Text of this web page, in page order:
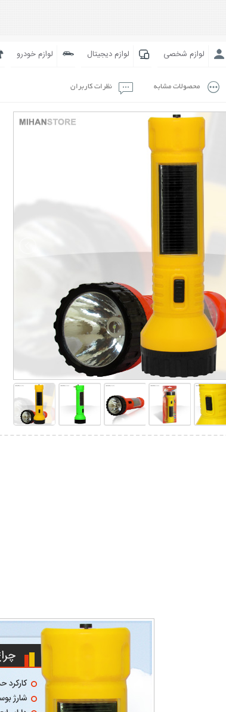
لوازم شخصی لوازم دیجیتال لوازم خودرو
محصولات مشابه نظرات کاربران